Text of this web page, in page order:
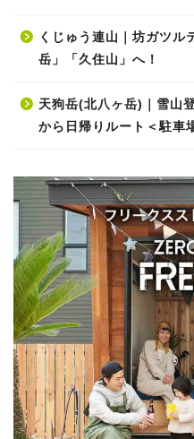
くじゅう連山｜坊ガツル
岳」「久住山」へ！
天狗岳(北八ヶ岳)｜雪山
から日帰りルート＜駐車